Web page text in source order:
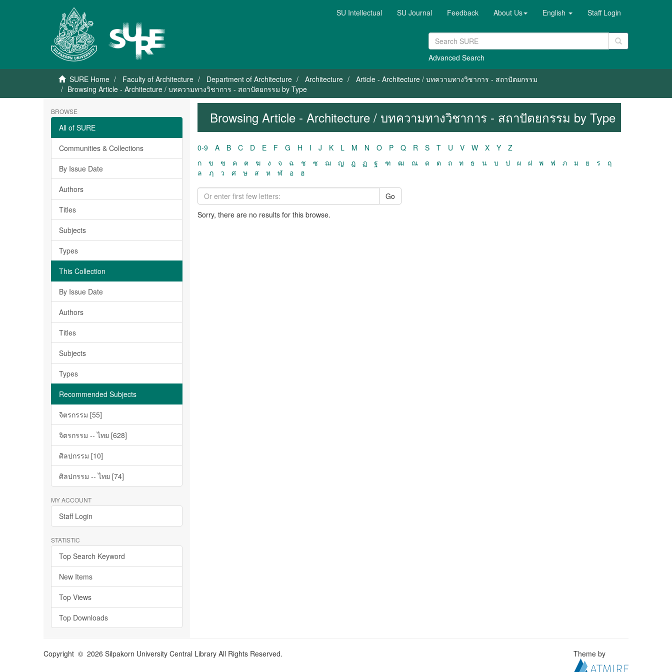
SU Intellectual SU Journal Feedback About Us English Staff Login
Advanced Search
SURE Home Faculty of Architecture Department of Architecture Architecture
Article - Architecture / บทความทางวิชาการ - สถาปัตยกรรม
Browsing Article - Architecture / บทความทางวิชาการ - สถาปัตยกรรม by Type
BROWSE
All of SURE
Communities & Collections
By Issue Date
Authors
Titles
Subjects
Types
This Collection
By Issue Date
Authors
Titles
Subjects
Types
Recommended Subjects
จิตรกรรม [55]
จิตรกรรม -- ไทย [628]
ศิลปกรรม [10]
ศิลปกรรม -- ไทย [74]
MY ACCOUNT
Staff Login
STATISTIC
Top Search Keyword
New Items
Top Views
Top Downloads
Browsing Article - Architecture / บทความทางวิชาการ - สถาปัตยกรรม by Type
0-9 A B C D E F G H I J K L M N O P Q R S T U V W X Y
Z
ก
ข ฃ ค ฅ ฆ ง จ ฉ ช ซ ฌ ญ ฎ ฏ ฐ ฑ ฒ ณ ด ต ถ ท ธ น บ ป ผ ฝ พ ฟ ภ ม ย ร
ฤ
ล
ฦ ว ศ ษ ส ห ฬ อ ฮ
Go
Sorry, there are no results for this browse.
Copyright © 2026 Silpakorn University Central Library All Rights Reserved. Theme by